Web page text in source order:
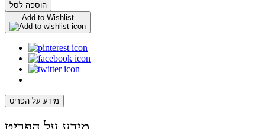
הוספה לסל
Add to Wishlist
מידע על הפריט